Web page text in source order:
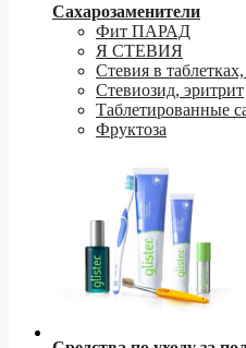
Сахарозаменители
Фит ПАРАД
Я СТЕВИЯ
Стевия в
Стевиозид, эритрит
Таблетированные
Фруктоза